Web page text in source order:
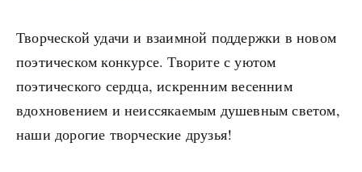
Творческой удачи и взаимной поддержки в новом
поэтическом конкурсе. Творите с уютом
поэтического сердца, искренним весенним
вдохновением и неиссякаемым душевным светом,
наши дорогие творческие друзья!